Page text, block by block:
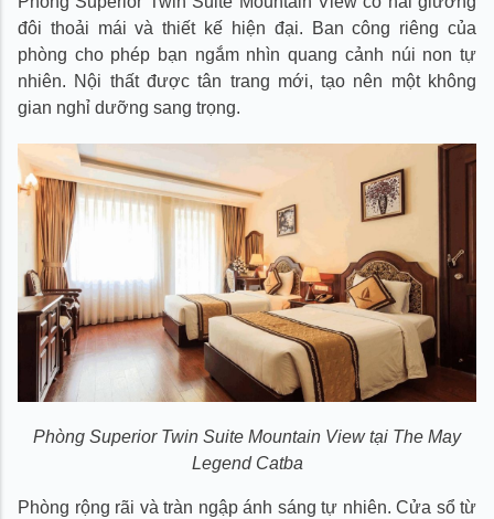
đôi thoải mái và thiết kế hiện đại. Ban công riêng của
phòng cho phép bạn ngắm nhìn quang cảnh núi non tự
nhiên. Nội thất được tân trang mới, tạo nên một không
gian nghỉ dưỡng sang trọng.
Phòng Superior Twin Suite Mountain View tại The May
Legend Catba
Phòng rộng rãi và tràn ngập ánh sáng tự nhiên. Cửa sổ từ